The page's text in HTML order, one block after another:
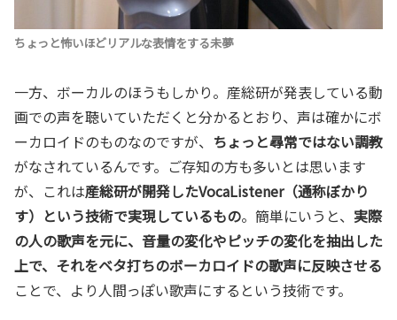
ちょっと怖いほどリアルな表情をする未夢
一方、ボーカルのほうもしかり。産総研が発表している動
画での声を聴いていただくと分かるとおり、声は確かにボ
ーカロイドのものなのですが、 ちょっと尋常ではない調教
がなされているんです。ご存知の方も多いとは思います
が、これは産総研が開発したVocaListener（通称ぼかり
す）という技術で実現しているもの。簡単にいうと、 実際
の人の歌声を元に、音量の変化やピッチの変化を抽出した
上で、それをベタ打ちのボーカロイドの歌声に反映させる
ことで、より人間っぽい歌声にするという技術です。